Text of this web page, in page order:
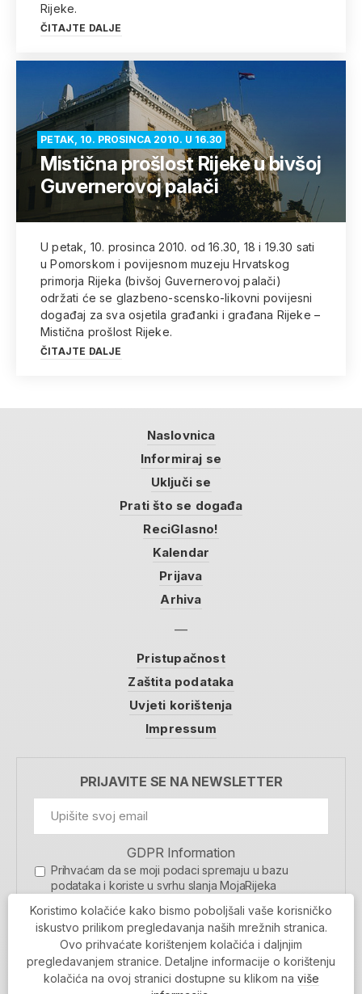
Rijeke.
ČITAJTE DALJE
PETAK, 10. PROSINCA 2010. U 16.30
Mistična prošlost Rijeke u bivšoj
Guvernerovoj palači
U petak, 10. prosinca 2010. od 16.30, 18 i 19.30 sati
u Pomorskom i povijesnom muzeju Hrvatskog
primorja Rijeka (bivšoj Guvernerovoj palači)
održati će se glazbeno-scensko-likovni povijesni
događaj za sva osjetila građanki i građana Rijeke –
Mistična prošlost Rijeke.
ČITAJTE DALJE
Naslovnica
Informiraj se
Uključi se
Prati što se događa
ReciGlasno!
Kalendar
Prijava
Arhiva
Pristupačnost
Zaštita podataka
Uvjeti korištenja
Impressum
PRIJAVITE SE NA NEWSLETTER
GDPR Information
Prihvaćam da se moji podaci spremaju u bazu
podataka i koriste u svrhu slanja MojaRijeka
MOJARIJEKA NEWSLETTER
PRIJAVI SE
Koristimo kolačiće kako bismo poboljšali vaše korisničko
iskustvo prilikom pregledavanja naših mrežnih stranica.
Ovo prihvaćate korištenjem kolačića i daljnjim
pregledavanjem stranice. Detaljne informacije o korištenju
kolačića na ovoj stranici dostupne su klikom na više